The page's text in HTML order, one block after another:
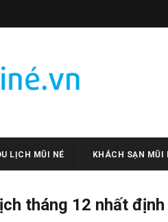
LỊCH MŨI NÉ KHÁCH SẠN MŨI
tháng 12 nhất